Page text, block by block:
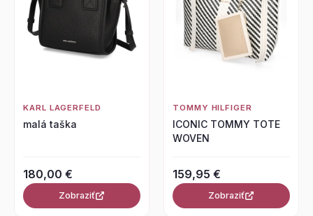
KARL LAGERFELD
malá taška
180,00 €
Zobraziť
TOMMY HILFIGER
ICONIC TOMMY TOTE
WOVEN
159,95 €
Zobraziť